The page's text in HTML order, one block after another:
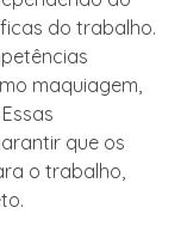
do trabalho.
maquiagem,
que os
o trabalho,